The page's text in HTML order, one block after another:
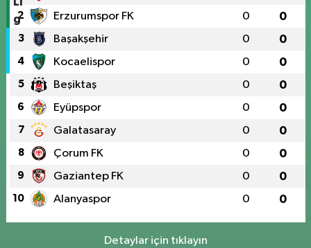
2 Erzurumspor FK 0 0
3 Başakşehir 0 0
4 Kocaelispor 0 0
5 Beşiktaş 0 0
6 Eyüpspor 0 0
7 Galatasaray 0 0
8 Çorum FK 0 0
9 Gaziantep FK 0 0
10 Alanyaspor 0 0
Detaylar için tıklayın